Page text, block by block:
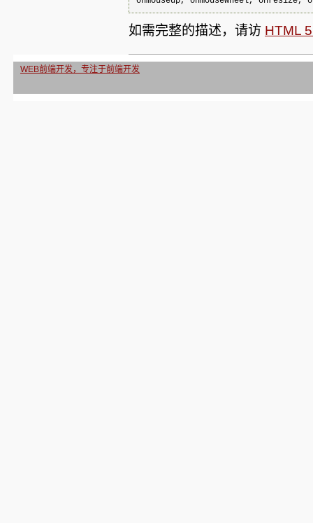
如需完整的描述，请访 HTML
WEB前端开发，专注于前端开发